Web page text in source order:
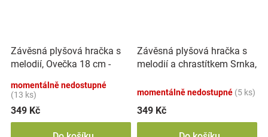
Závěsná plyšová hračka s
melodií, Ovečka 18 cm -
momentálně nedostupné
(13 ks)
349 Kč
Závěsná plyšová hračka s
melodií a chrastítkem Srnka,
momentálně nedostupné (5 ks)
349 Kč